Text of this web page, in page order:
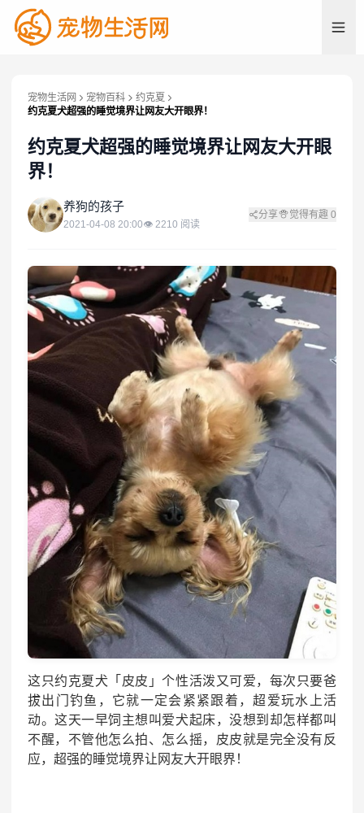
宠物生活网 宠物百科
约克夏
约克夏犬超强的睡觉境界让网友大开眼界！
约克夏犬超强的睡觉境界让网友大开眼
界！
养 养狗的孩子
2021-04-08 20:00👁 2210 阅读
分享 觉得有趣 0
这只约克夏犬「皮皮」个性活泼又可爱，每次只要爸
拔出门钓鱼，它就一定会紧紧跟着，超爱玩水上活
动。这天一早饲主想叫爱犬起床，没想到却怎样都叫
不醒，不管他怎么拍、怎么摇，皮皮就是完全没有反
应，超强的睡觉境界让网友大开眼界！